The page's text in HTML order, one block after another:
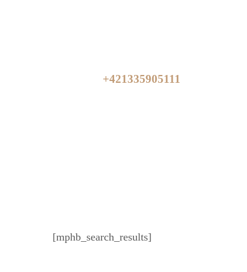
+421335905111
[mphb_search_results]